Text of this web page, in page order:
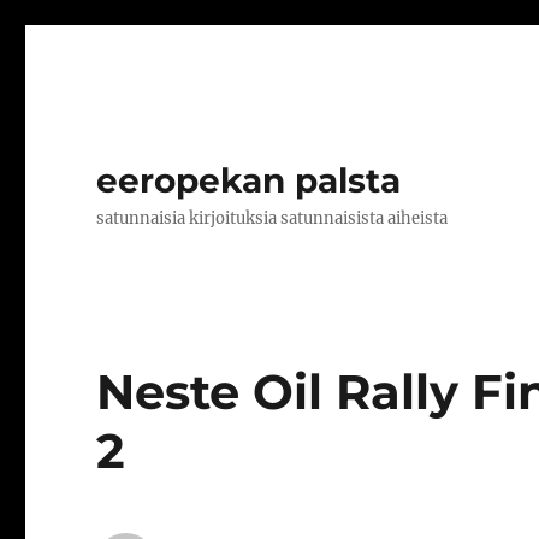
eeropekan palsta
satunnaisia kirjoituksia satunnaisista aiheista
Neste Oil Rally
2